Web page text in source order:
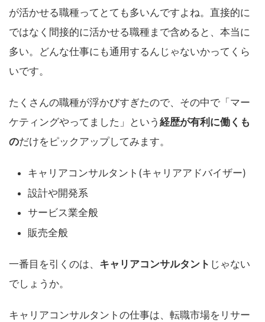
が活かせる職種ってとても多いんですよね。直接的に
ではなく間接的に活かせる職種まで含めると、本当に
多い。どんな仕事にも通用するんじゃないかってくら
いです。
たくさんの職種が浮かびすぎたので、その中で「マー
ケティングやってました」という 経歴が有利に働くも
のだけをピックアップしてみます。
キャリアコンサルタント(キャリアアドバイザー)
設計や開発系
サービス業全般
販売全般
一番目を引くのは、 キャリアコンサルタント じゃない
でしょうか。
キャリアコンサルタントの仕事は、転職市場をリサー